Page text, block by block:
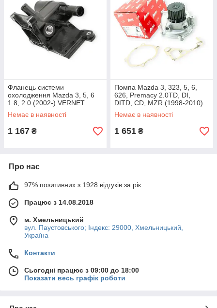
Фланець системи
охолодження Mazda 3, 5, 6
1.8, 2.0 (2002-) VERNET
Немає в наявності
1 167 ₴
Помпа Mazda 3, 323, 5, 6,
626, Premacy 2.0TD, DI,
DITD, CD, MZR (1998-2010)
(19z) (насос водяний)
AIRTEX
Немає в наявності
1 651 ₴
Про нас
97% позитивних з 1928 відгуків за рік
Працює з 14.08.2018
м. Хмельницький
вул. Паустовського; Індекс: 29000, Хмельницький,
Україна
Контакти
Сьогодні працює з 09:00 до 18:00
Показати весь графік роботи